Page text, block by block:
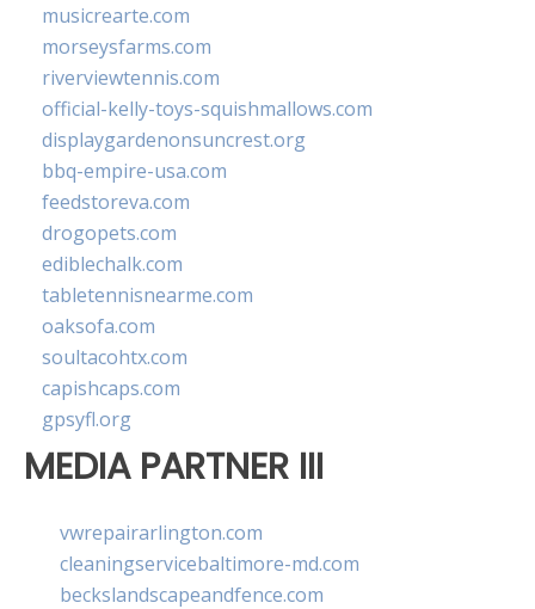
musicrearte.com
morseysfarms.com
riverviewtennis.com
official-kelly-toys-squishmallows.com
displaygardenonsuncrest.org
bbq-empire-usa.com
feedstoreva.com
drogopets.com
ediblechalk.com
tabletennisnearme.com
oaksofa.com
soultacohtx.com
capishcaps.com
gpsyfl.org
MEDIA PARTNER III
vwrepairarlington.com
cleaningservicebaltimore-md.com
beckslandscapeandfence.com